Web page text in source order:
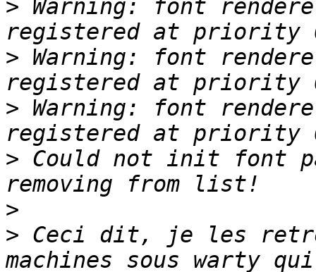
> Warning: font
> Warning: font
> Warning: font
> Could not init font
>
> Ceci dit, je les